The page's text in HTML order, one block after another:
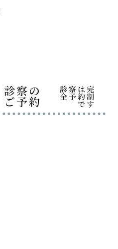
診察の
ご予約
診察は完
全予約制
です